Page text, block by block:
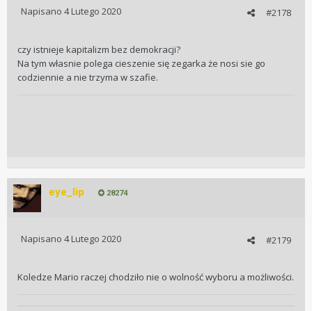
#2178
Napisano 4 Lutego 2020
czy istnieje kapitalizm bez demokracji?
Na tym własnie polega cieszenie się zegarka że nosi sie go
codziennie a nie trzyma w szafie.
eye_lip 28274
#2179
Napisano 4 Lutego 2020
Koledze Mario raczej chodziło nie o wolność wyboru a możliwości.